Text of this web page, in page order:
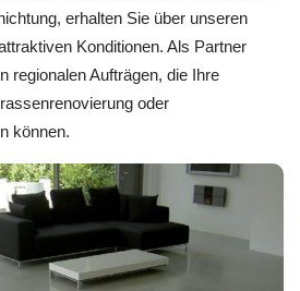
erhalten Sie über unseren
Konditionen. Als Partner
regionalen Aufträgen, die Ihre
oder
können.